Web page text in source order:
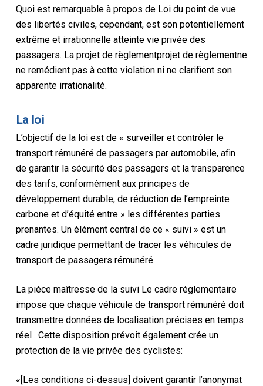
Quoiestremarquableà propos de Loidu point de vue
des libertés civiles, cependant,est son potentiellement
extrême et irrationnelle atteintevie privée des
passagers. La projet de règlementprojet de règlementne
ne remédient pas à cette violationni ne clarifient son
apparente irrationalité.
La loi
L’objectif de la loiest de « surveiller et contrôler le
transport rémunéré de passagers par automobile, afin
de garantir la sécurité des passagers et la transparence
des tarifs, conformément aux principes de
développement durable, de réduction de l’empreinte
carbone et d’équité entre » les différentes parties
prenantes. Un élément central de ce « suivi » est un
cadre juridique permettant de tracer les véhicules de
transport de passagers rémunéré.
La pièce maîtresse de lasuivi Le cadre réglementaire
impose que chaque véhicule de transport rémunéré doit
transmettre données de localisation précises en temps
réel . Cette disposition prévoit également créeun
protection de la vie privée des cyclistes:
«[Les conditions ci-dessus] doivent garantir l’anonymat